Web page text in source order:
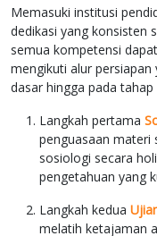
Memasuki institusi
dedikasi yang konsisten
semua kompetensi
mengikuti alur
dasar hingga pada
Langkah pertama
penguasaan materi
sosiologi secara
pengetahuan yang
Langkah kedua
melatih ketajaman